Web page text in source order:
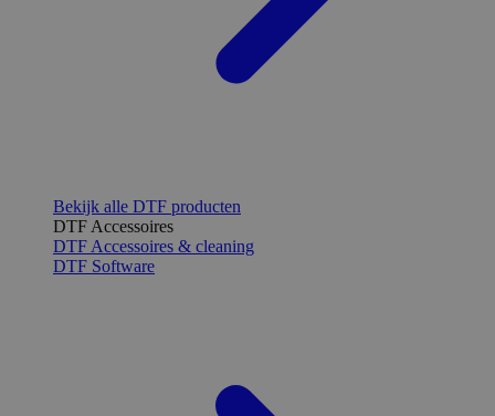
Bekijk alle DTF producten
DTF Accessoires
DTF Accessoires & cleaning
DTF Software